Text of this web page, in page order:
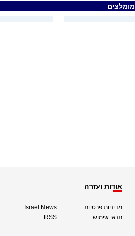
מומלצים
אודות ועזרה
מדיניות פרטיות
תנאי שימוש
Israel News
RSS